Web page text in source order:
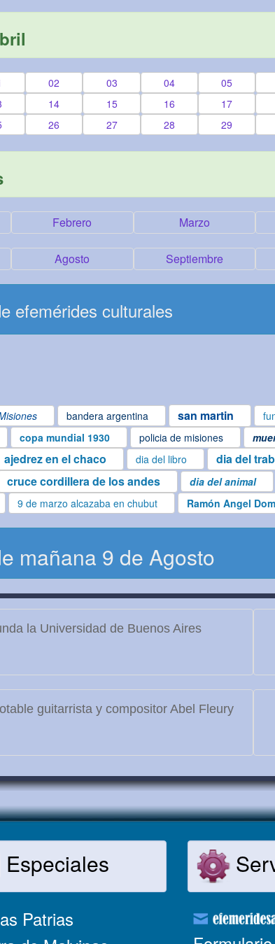
02 03 04 05
14 15 16 17
26 27 28 29
Febrero Marzo
Agosto Septiembre
efemérides culturales
bandera argentina san martin
copa mundial 1930 policia de misiones
ajedrez en el chaco dia del libro dia del
cruce cordillera de los andes dia del animal
9 de marzo alcazaba en chubut Ramón Angel
mañana 9 de Agosto
la Universidad de Buenos Aires
guitarrista y compositor Abel Fleury
Especiales
Patrias